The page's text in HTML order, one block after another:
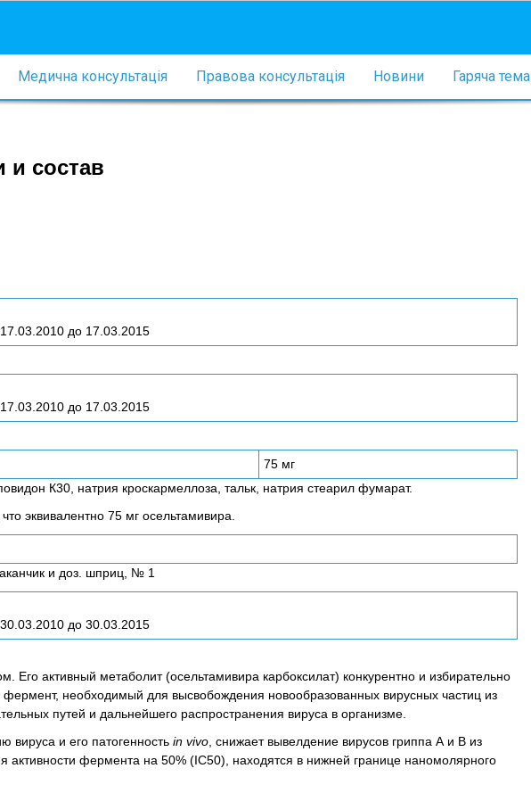
Медична консультація Правова консультація Новини Гаряча тема
и состав
до 17.03.2015
до 17.03.2015
75 мг
К30, натрия кроскармеллоза, тальк, натрия стеарил фумарат.
эквивалентно 75 мг осельтамивира.
и доз. шприц, № 1
до 30.03.2015
Его активный метаболит (осельтамивира карбоксилат) конкурентно и избирательно
необходимый для высвобождения новообразованных вирусных частиц из
путей и дальнейшего распространения вируса в организме.
вируса и его патогенность in vivo , снижает вывелдение вирусов гриппа А и В из
активности фермента на 50% (IC50), находятся в нижней границе наномолярного